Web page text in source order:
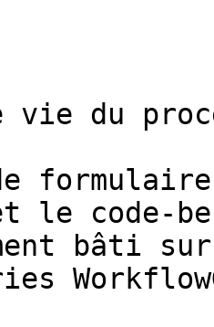
vie du
et le code-
bâti sur